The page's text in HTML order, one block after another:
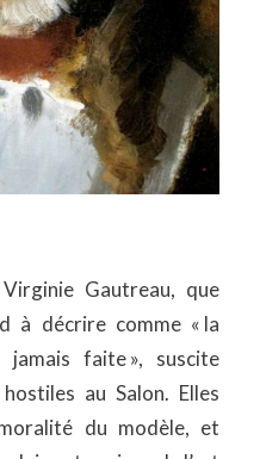
Gautreau, que
à décrire comme « la
jamais faite », suscite
au Salon. Elles
du modèle, et